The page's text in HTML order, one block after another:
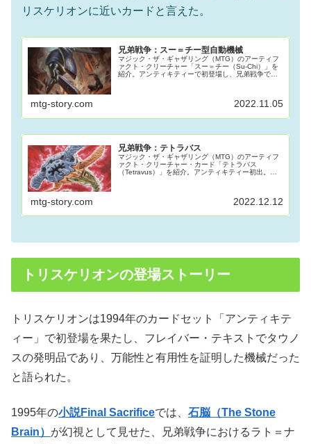
リスケリオンに近いカードと言えた。
兄弟戦争：スー＝チー型自動機械
マジック・ザ・ギャザリング（MTG）のアーティフ
ァクト・クリーチャー「スー＝チー（Su-Chi）」を
紹介。アンティキティーで初登場し、兄弟戦争で新
mtg-story.com 2022.11.05
兄弟戦争：テトラバス
マジック・ザ・ギャザリング（MTG）のアーティフ
ァクト・クリーチャー・カード「テトラバス
（Tetravus）」を紹介。アンティキティー初出。数
mtg-story.com 2022.12.12
トリスケリオンの登場ストーリー
トリスケリオンは1994年のカードセット「アンティキテ
ィー」で初登場を果たし、フレイバー・テキストでタウノ
スの発明品であり、万能性と有用性を証明した機械だった
と語られた。
1995年の小説Final Sacrificeでは、 石脳（The Stone
Brain） が幻視として見せた、兄弟戦争におけるラト＝ナ